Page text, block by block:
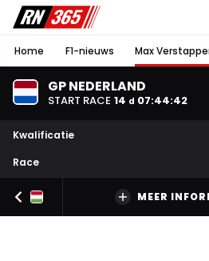
Home F1-nieuws Max
GP NEDERLAND
START RACE 14 d 07:44:42
Kwalificatie
Race
MEER